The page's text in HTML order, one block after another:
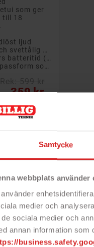
Samtycke
webbplats använder
medier och
de sociala medier och
annan information som
som ger
till 18
ljud
359 kr
PRISET!
-20 KR